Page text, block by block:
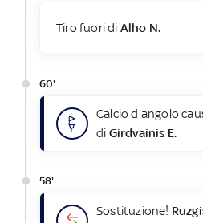
Tiro fuori di Alho N.
60'
Calcio d'angolo
di Girdvainis E.
58'
Sostituzione!